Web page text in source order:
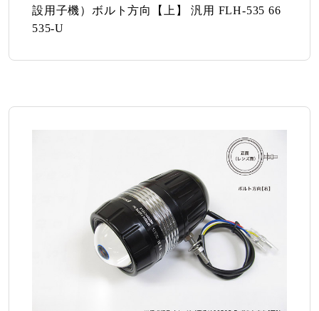
設用子機）ボルト方向【上】 汎用 FLH-535 66
535-U